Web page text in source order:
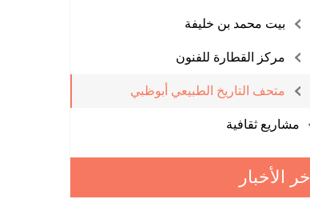
بيت محمد بن خليفة
مركز القطارة للفنون
متحف التاريخ الطبيعي أبوظبي
مشاريع ثقافية
اخر الأخبار